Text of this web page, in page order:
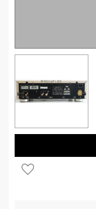
Lägg till i favoriter